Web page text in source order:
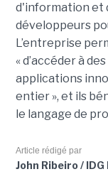
d'information et
développeurs
L’entreprise
« d’accéder à
applications
entier », et ils
le langage de
Article rédigé par
John Ribeiro /